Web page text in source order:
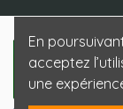
En
acceptez
une